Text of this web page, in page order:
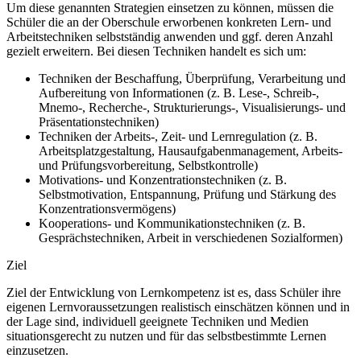
Um diese genannten Strategien einsetzen zu können, müssen die
Schüler die an der Oberschule erworbenen konkreten Lern- und
Arbeitstechniken selbstständig anwenden und ggf. deren Anzahl
gezielt erweitern. Bei diesen Techniken handelt es sich um:
Techniken der Beschaffung, Überprüfung, Verarbeitung und
Aufbereitung von Informationen (z. B. Lese-, Schreib-,
Mnemo-, Recherche-, Strukturierungs-, Visualisierungs- und
Präsentationstechniken)
Techniken der Arbeits-, Zeit- und Lernregulation (z. B.
Arbeitsplatzgestaltung, Hausaufgabenmanagement, Arbeits-
und Prüfungsvorbereitung, Selbstkontrolle)
Motivations- und Konzentrationstechniken (z. B.
Selbstmotivation, Entspannung, Prüfung und Stärkung des
Konzentrationsvermögens)
Kooperations- und Kommunikationstechniken (z. B.
Gesprächstechniken, Arbeit in verschiedenen Sozialformen)
Ziel
Ziel der Entwicklung von Lernkompetenz ist es, dass Schüler ihre
eigenen Lernvoraussetzungen realistisch einschätzen können und in
der Lage sind, individuell geeignete Techniken und Medien
situationsgerecht zu nutzen und für das selbstbestimmte Lernen
einzusetzen.